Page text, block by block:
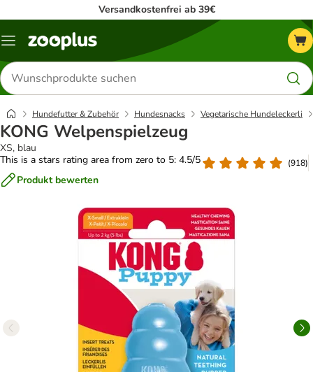
Versandkostenfrei ab 39€
Menü
Produkte
suchen
Hundefutter & Zubehör Hundesnacks Vegetarische Hundeleckerli
KONG Welpenspielzeug
XS, blau
This is a stars rating area from zero to 5: 4.5/5
(918)
Produkt bewerten